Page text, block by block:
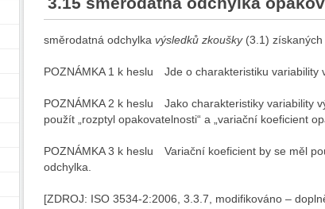
směrodatná odchylka výsledků zkoušky(3.1) získaných
POZNÁMKA 1 k heslu Jde o charakteristiku variability
POZNÁMKA 2 k heslu Jako charakteristiky variability
použít „rozptyl opakovatelnosti“ a „variační koeficient
POZNÁMKA 3 k heslu Variační koeficient by se měl
odchylka.
[ZDROJ: ISO 3534-2:2006, 3.3.7, modifikováno –